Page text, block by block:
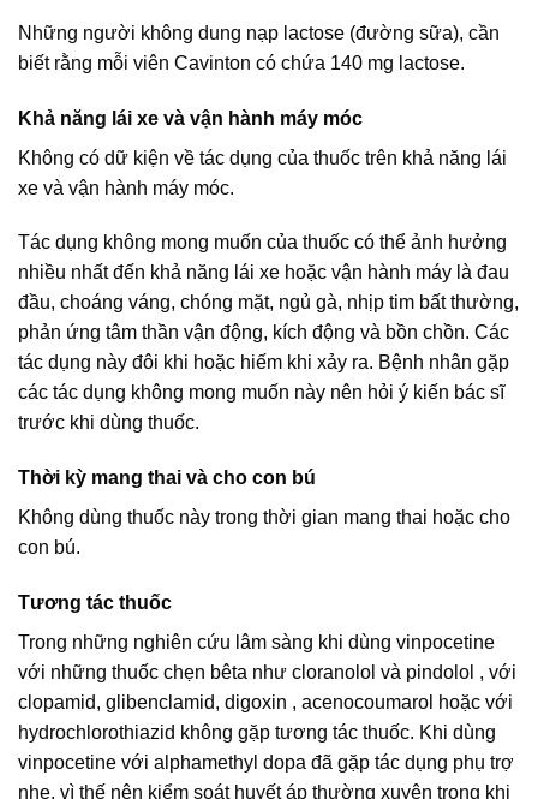
Những người không dung nạp lactose (đường sữa), cần
biết rằng mỗi viên Cavinton có chứa 140 mg lactose.
Khả năng lái xe và vận hành máy móc
Không có dữ kiện về tác dụng của thuốc trên khả năng lái
xe và vận hành máy móc.
Tác dụng không mong muốn của thuốc có thể ảnh hưởng
nhiều nhất đến khả năng lái xe hoặc vận hành máy là đau
đầu, choáng váng, chóng mặt, ngủ gà, nhịp tim bất thường,
phản ứng tâm thần vận động, kích động và bồn chồn. Các
tác dụng này đôi khi hoặc hiếm khi xảy ra. Bệnh nhân gặp
các tác dụng không mong muốn này nên hỏi ý kiến bác sĩ
trước khi dùng thuốc.
Thời kỳ mang thai và cho con bú
Không dùng thuốc này trong thời gian mang thai hoặc cho
con bú.
Tương tác thuốc
Trong những nghiên cứu lâm sàng khi dùng vinpocetine
với những thuốc chẹn bêta như cloranolol và pindolol , với
clopamid, glibenclamid, digoxin , acenocoumarol hoặc với
hydrochlorothiazid không gặp tương tác thuốc. Khi dùng
vinpocetine với alphamethyl dopa đã gặp tác dụng phụ trợ
nhẹ, vì thế nên kiểm soát huyết áp thường xuyên trong khi